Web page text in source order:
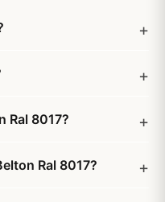
Ral 8017?
Ral 8017?